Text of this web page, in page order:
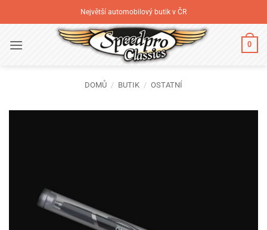
na
Největší automobilový butik v ČR
0
DOMŮ / BUTIK / OSTATNÍ